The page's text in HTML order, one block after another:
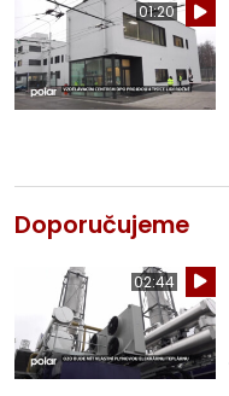
01:20
Doporučujeme
02:44